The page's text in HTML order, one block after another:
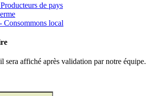
de pays
Consommons local
sera affiché après validation par notre équipe.